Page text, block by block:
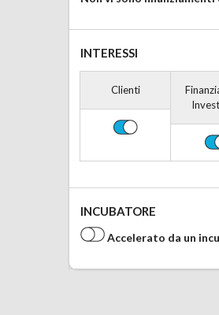
INTERESSI
Clienti
INCUBATORE
Accelerato da un